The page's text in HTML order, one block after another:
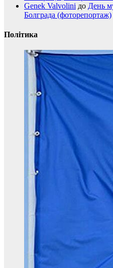
Genek Valvolini до День
Болграда (фоторепортаж)
Політика